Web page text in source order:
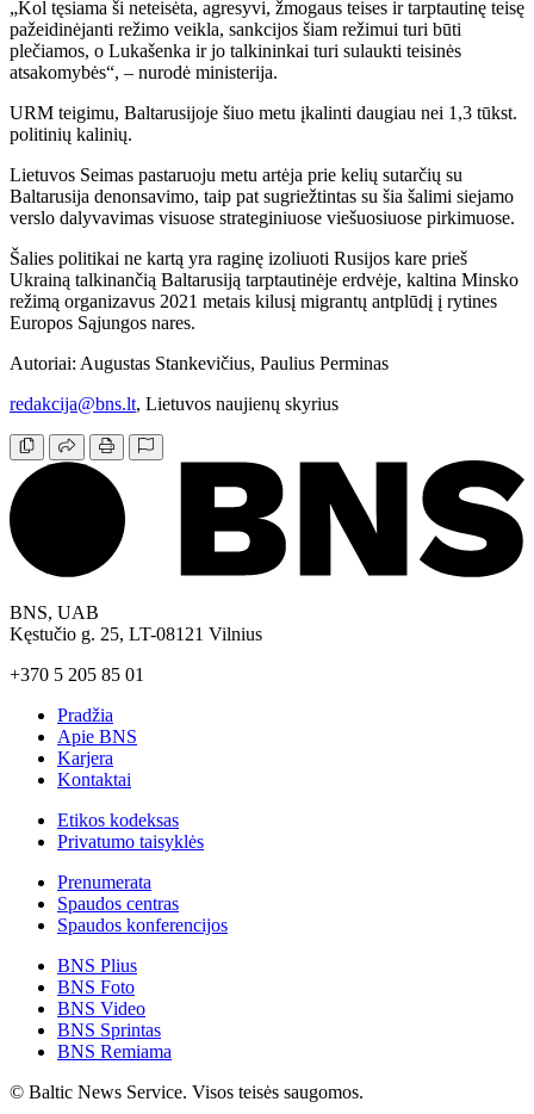
„Kol tęsiama ši neteisėta, agresyvi, žmogaus teises ir tarptautinę teisę
pažeidinėjanti režimo veikla, sankcijos šiam režimui turi būti
plečiamos, o Lukašenka ir jo talkininkai turi sulaukti teisinės
atsakomybės“, – nurodė ministerija.
URM teigimu, Baltarusijoje šiuo metu įkalinti daugiau nei 1,3 tūkst.
politinių kalinių.
Lietuvos Seimas pastaruoju metu artėja prie kelių sutarčių su
Baltarusija denonsavimo, taip pat sugriežtintas su šia šalimi siejamo
verslo dalyvavimas visuose strateginiuose viešuosiuose pirkimuose.
Šalies politikai ne kartą yra raginę izoliuoti Rusijos kare prieš
Ukrainą talkinančią Baltarusiją tarptautinėje erdvėje, kaltina Minsko
režimą organizavus 2021 metais kilusį migrantų antplūdį į rytines
Europos Sąjungos nares.
Autoriai: Augustas Stankevičius, Paulius Perminas
redakcija@bns.lt, Lietuvos naujienų skyrius
BNS, UAB
Kęstučio g. 25, LT-08121 Vilnius
+370 5 205 85 01
Pradžia
Apie BNS
Karjera
Kontaktai
Etikos kodeksas
Privatumo taisyklės
Prenumerata
Spaudos centras
Spaudos konferencijos
BNS Plius
BNS Foto
BNS Video
BNS Sprintas
BNS Remiama
© Baltic News Service. Visos teisės saugomos.